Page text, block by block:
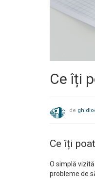
Ce îți
de
Ce îți
O simplă
probleme de